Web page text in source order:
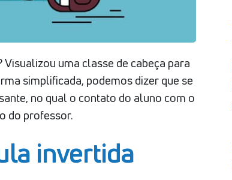
uma classe de cabeça para
simplificada, podemos dizer que se
no qual o contato do aluno com o
do professor.
invertida